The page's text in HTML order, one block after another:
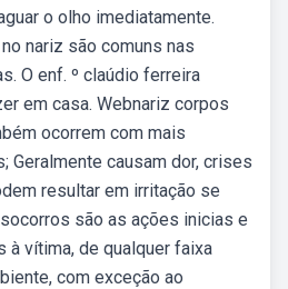
o olho imediatamente.
nariz são comuns nas
O enf. º claúdio ferreira
em casa. Webnariz corpos
ocorrem com mais
Geralmente causam dor, crises
resultar em irritação se
são as ações inicias e
à vítima, de qualquer faixa
com exceção ao